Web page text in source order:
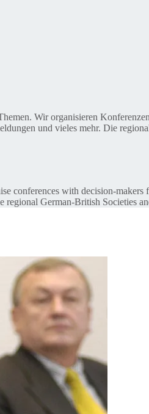
Wir organisieren
und vieles mehr. Die
conferences with decision-makers
regional German-British Societies